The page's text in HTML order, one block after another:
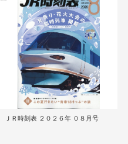
ＪＲ時刻表 ２０２６年 ０８月号